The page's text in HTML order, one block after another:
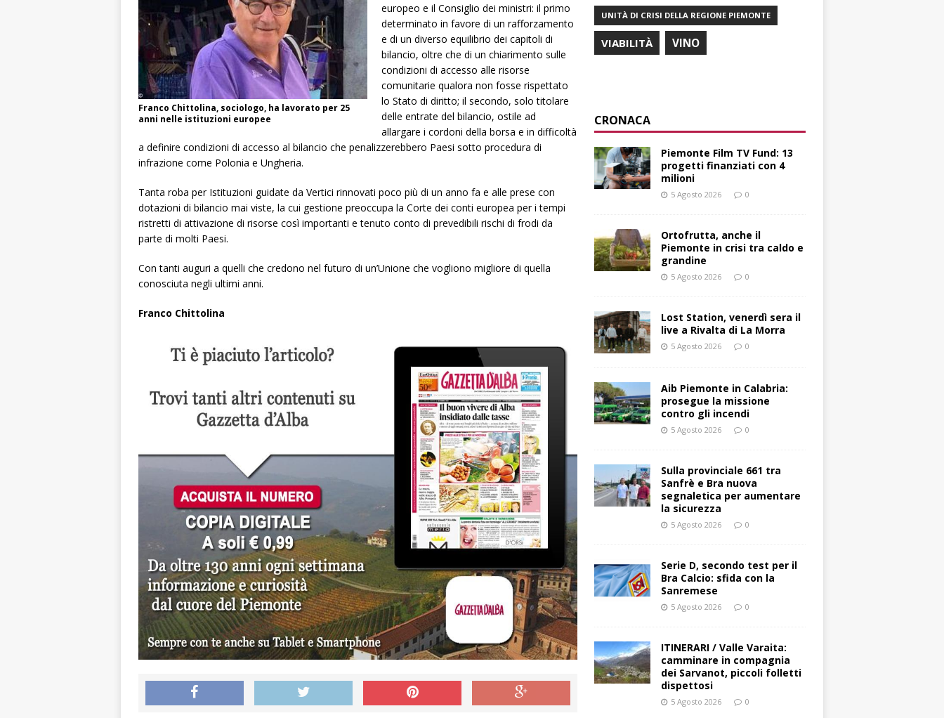
Franco Chittolina, sociologo, ha lavorato per 25
anni nelle istituzioni europee
europeo e il Consiglio dei ministri: il primo
determinato in favore di un rafforzamento
e di un diverso equilibrio dei capitoli di
bilancio, oltre che di un chiarimento sulle
condizioni di accesso alle risorse
comunitarie qualora non fosse rispettato
lo Stato di diritto; il secondo, solo titolare
delle entrate del bilancio, ostile ad
allargare i cordoni della borsa e in difficoltà
a definire condizioni di accesso al bilancio che penalizzerebbero Paesi sotto procedura di
infrazione come Polonia e Ungheria.
Tanta roba per Istituzioni guidate da Vertici rinnovati poco più di un anno fa e alle prese con
dotazioni di bilancio mai viste, la cui gestione preoccupa la Corte dei conti europea per i tempi
ristretti di attivazione di risorse così importanti e tenuto conto di prevedibili rischi di frodi da
parte di molti Paesi.
Con tanti auguri a quelli che credono nel futuro di un’Unione che vogliono migliore di quella
conosciuta negli ultimi anni.
Franco Chittolina
UNITÀ DI CRISI DELLA REGIONE PIEMONTE
VIABILITÀ VINO
CRONACA
Piemonte Film TV Fund: 13
progetti finanziati con 4
milioni
5 Agosto 2026 0
Ortofrutta, anche il
Piemonte in crisi tra caldo e
grandine
5 Agosto 2026 0
Lost Station, venerdì sera il
live a Rivalta di La Morra
5 Agosto 2026 0
Aib Piemonte in Calabria:
prosegue la missione
contro gli incendi
5 Agosto 2026 0
Sulla provinciale 661 tra
Sanfrè e Bra nuova
segnaletica per aumentare
la sicurezza
5 Agosto 2026 0
Serie D, secondo test per il
Bra Calcio: sfida con la
Sanremese
5 Agosto 2026 0
ITINERARI / Valle Varaita:
camminare in compagnia
dei Sarvanot, piccoli folletti
dispettosi
5 Agosto 2026 0